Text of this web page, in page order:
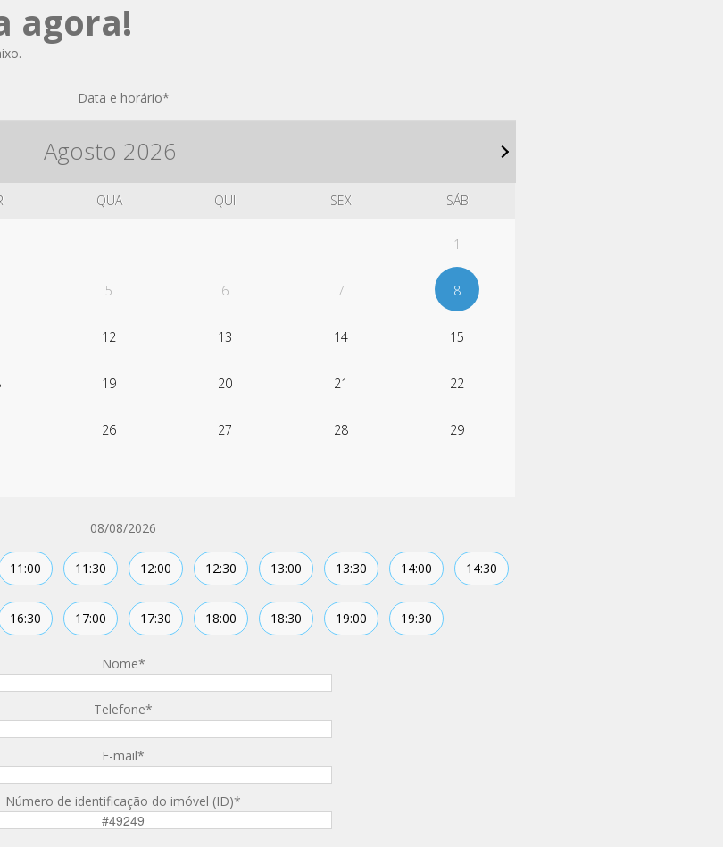
agora!
Data e horário*
Agosto 2026
QUA QUI SEX SÁB
1
5 6 7 8
12 13 14 15
19 20 21 22
26 27 28 29
08/08/2026
11:00 11:30 12:00 12:30 13:00 13:30 14:00 14:30
16:30 17:00 17:30 18:00 18:30 19:00 19:30
Nome*
Telefone*
E-mail*
Número de identificação do imóvel (ID)*